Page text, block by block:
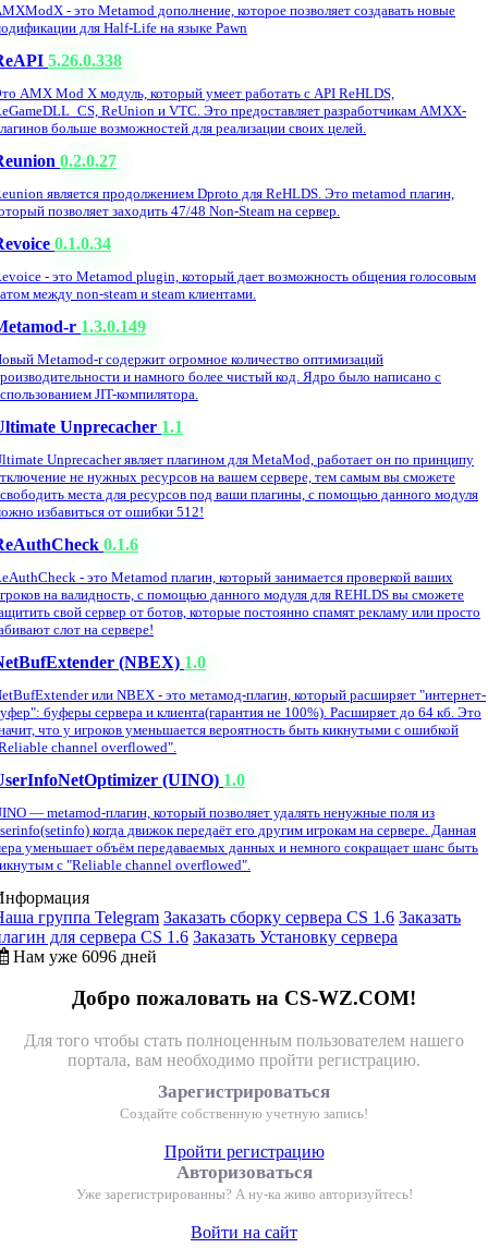
- это Metamod дополнение, которое позволяет создавать новые
для Half-Life на языке Pawn
5.26.0.338
AMX Mod X модуль, который умеет работать с API ReHLDS,
ReUnion и VTC. Это предоставляет разработчикам AMXX-
больше возможностей для реализации своих целей.
0.2.0.27
является продолжением Dproto для ReHLDS. Это metamod плагин,
позволяет заходить 47/48 Non-Steam на сервер.
0.1.0.34
- это Metamod plugin, который дает возможность общения голосовым
между non-steam и steam клиентами.
r 1.3.0.149
Metamod-r содержит огромное количество оптимизаций
и намного более чистый код. Ядро было написано с
JIT-компилятора.
Unprecacher 1.1
Unprecacher являет плагином для MetaMod, работает он по принципу
не нужных ресурсов на вашем сервере, тем самым вы сможете
места для ресурсов под ваши плагины, с помощью данного модуля
избавиться от ошибки 512!
0.1.6
- это Metamod плагин, который занимается проверкой ваших
на валидность, с помощью данного модуля для REHLDS вы сможете
свой сервер от ботов, которые постоянно спамят рекламу или просто
слот на сервере!
(NBEX) 1.0
или NBEX - это метамод-плагин, который расширяет "интернет-
буферы сервера и клиента(гарантия не 100%). Расширяет до 64 кб. Это
что у игроков уменьшается вероятность быть кикнутыми с ошибкой
channel overflowed".
(UINO) 1.0
— metamod-плагин, который позволяет удалять ненужные поля из
когда движок передаёт его другим игрокам на сервере. Данная
уменьшает объём передаваемых данных и немного сокращает шанс быть
с "Reliable channel overflowed".
группа Telegram Заказать сборку сервера CS 1.6 Заказать
для сервера CS 1.6 Заказать Установку сервера
Нам уже 6096 дней
Добро пожаловать на CS-WZ.COM!
Для того чтобы стать полноценным пользователем нашего
портала, вам необходимо пройти регистрацию.
Зарегистрироваться
Создайте собственную учетную запись!
Пройти регистрацию
Авторизоваться
Уже зарегистрированны? А ну-ка живо авторизуйтесь!
Войти на сайт